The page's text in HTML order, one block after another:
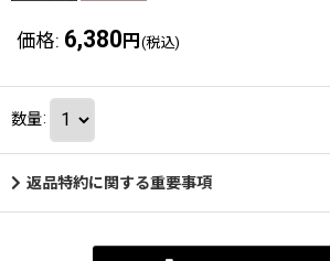
価格: 6,380 円 (税込)
数量:
返品特約に関する重要事項